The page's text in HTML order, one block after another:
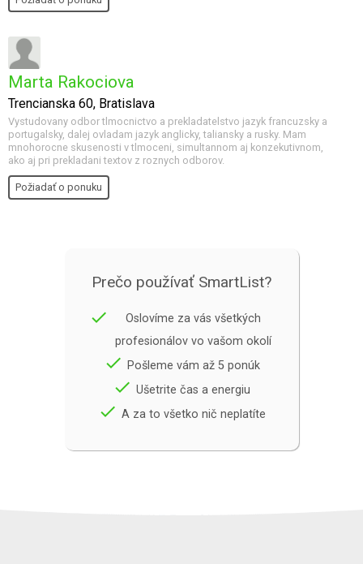
Marta Rakociova
Trencianska 60, Bratislava
Vystudovany odbor tlmocnictvo a prekladatelstvo jazyk francuzsky a
portugalsky, dalej ovladam jazyk anglicky, taliansky a rusky. Mam
mnohorocne skusenosti v tlmoceni, simultannom aj konzekutivnom,
ako aj pri prekladani textov z roznych odborov.
Požiadať o ponuku
Prečo používať SmartList?
done
Oslovíme za vás všetkých
profesionálov vo vašom okolí
done Pošleme vám až 5 ponúk
done Ušetrite čas a energiu
done A za to všetko nič neplatíte